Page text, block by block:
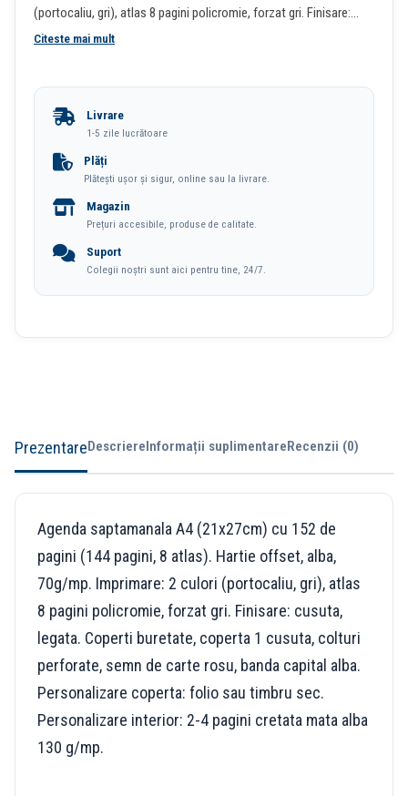
(portocaliu, gri), atlas 8 pagini policromie, forzat gri. Finisare:
cusuta, legata. Coperti buretate, coperta 1 cusuta, colturi
Citeste mai mult
Livrare
1-5 zile lucrătoare
Plăți
Plătești ușor și sigur, online sau la livrare.
Magazin
Prețuri accesibile, produse de calitate.
Suport
Colegii noștri sunt aici pentru tine, 24/7.
PrezentareDescriereInformații suplimentareRecenzii (0)
Agenda saptamanala A4 (21x27cm) cu 152 de
pagini (144 pagini, 8 atlas). Hartie offset, alba,
70g/mp. Imprimare: 2 culori (portocaliu, gri), atlas
8 pagini policromie, forzat gri. Finisare: cusuta,
legata. Coperti buretate, coperta 1 cusuta, colturi
perforate, semn de carte rosu, banda capital alba.
Personalizare coperta: folio sau timbru sec.
Personalizare interior: 2-4 pagini cretata mata alba
130 g/mp.